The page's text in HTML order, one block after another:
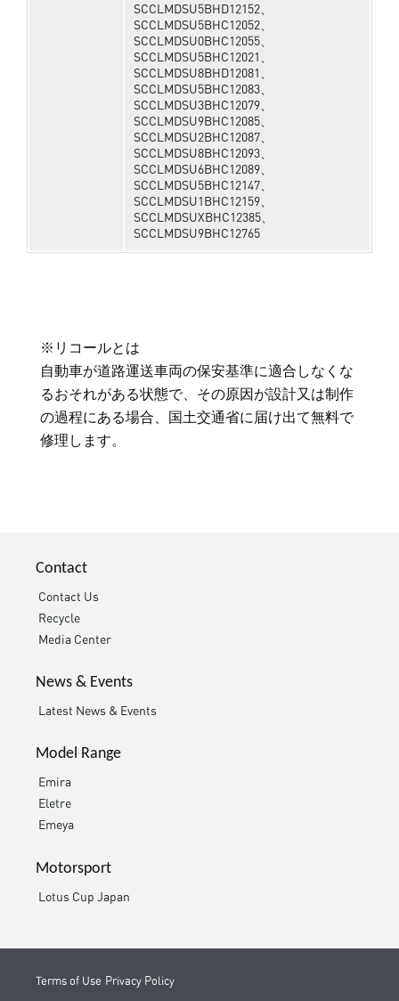
SCCLMDSU5BHD12152、
SCCLMDSU5BHC12052、
SCCLMDSU0BHC12055、
SCCLMDSU5BHC12021、
SCCLMDSU8BHD12081、
SCCLMDSU5BHC12083、
SCCLMDSU3BHC12079、
SCCLMDSU9BHC12085、
SCCLMDSU2BHC12087、
SCCLMDSU8BHC12093、
SCCLMDSU6BHC12089、
SCCLMDSU5BHC12147、
SCCLMDSU1BHC12159、
SCCLMDSUXBHC12385、
SCCLMDSU9BHC12765
※リコールとは
自動車が道路運送車両の保安基準に適合しなくな
るおそれがある状態で、その原因が設計又は制作
の過程にある場合、国土交通省に届け出て無料で
修理します。
Contact
Contact Us
Recycle
Media Center
News & Events
Latest News & Events
Model Range
Emira
Eletre
Emeya
Motorsport
Lotus Cup Japan
Terms of Use Privacy Policy